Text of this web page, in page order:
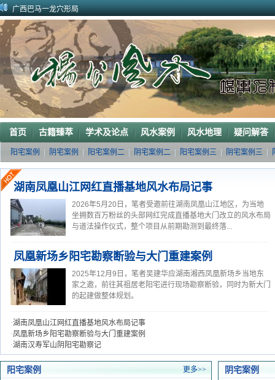
广西巴马一龙穴形局
杨公风水--山形之贵人拱手
2010年9月在广西容县为李喜中的亲戚找到的龙穴图
2023年3月18日广东电白地区一眼相中“猛虎下山”形
2011年4月底在江西丰城地区一农村里断验老阳宅风水吉凶（二）
2011年5月初应福建晋江东家邀请堪察调整阳宅风水布局
2011年5月底应广西玉林地区东家邀请断验堪察阳宅风水
2011年应广西巴马东家邀请堪察断验阳宅风水吉凶
《葬 书》注 解
广西南宁地区一葬地水聚天心
首页 古籍臻萃 学术及论点 风水案例 风水地理 疑问解答
阳宅案例 阴宅案例 阳宅案例二 阴宅案例二 阳宅案例三 阴宅案例三
湖南凤凰山江网红直播基地风水布局记事
2026年5月20日，笔者受邀前往湖南凤凰山江地区，为当地
坐拥数百万粉丝的头部网红完成直播基地大门改立的风水布局
与道法操作仪式，整个项目从前期勘测到最终落...
凤凰新场乡阳宅勘察断验与大门重建案例
2025年12月9日，笔者吴建华应湖南湘西凤凰新场乡当地东
家之邀，前往其祖居老阳宅进行现场勘察断验，同时为新大门
的起建做整体规划。
·湖南凤凰山江网红直播基地风水布局记事
·凤凰新场乡阳宅勘察断验与大门重建案例
·湖南汉寿军山阴阳宅勘察记
阳宅案例 更多>> 阴宅案例